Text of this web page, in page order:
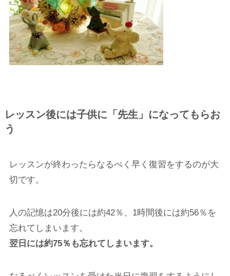
レッスン後には子供に「先生」になってもらお
う
レッスンが終わったらなるべく早く復習をするのが大
切です。
人の記憶は20分後には約42％、1時間後には約56％を
忘れてしまいます。
翌日には約75％も忘れてしまいます。